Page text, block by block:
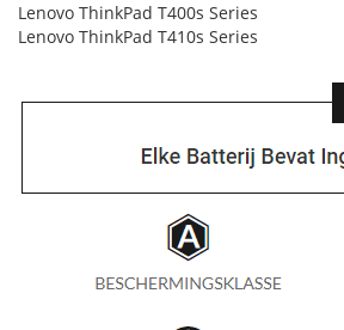
Lenovo ThinkPad T400s Series
Lenovo ThinkPad T410s Series